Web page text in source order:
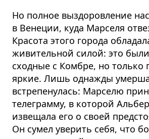
Но полное выздоровление
в Венеции, куда Марселя
Красота этого города
живительной силой: это
сходные с Комбре, но только
яркие. Лишь однажды
встрепенулась: Марселю
телеграмму, в которой
извещала его о своей
Он сумел уверить себя, что